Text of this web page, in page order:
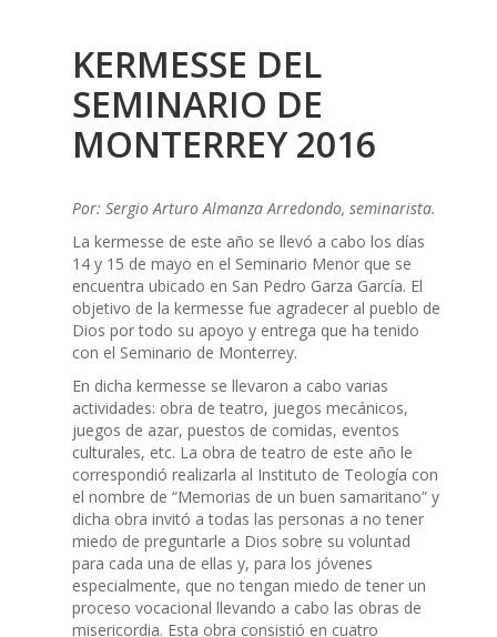
KERMESSE DEL
SEMINARIO DE
MONTERREY 2016
Por: Sergio Arturo Almanza Arredondo, seminarista.
La kermesse de este año se llevó a cabo los días
14 y 15 de mayo en el Seminario Menor que se
encuentra ubicado en San Pedro Garza García. El
objetivo de la kermesse fue agradecer al pueblo de
Dios por todo su apoyo y entrega que ha tenido
con el Seminario de Monterrey.
En dicha kermesse se llevaron a cabo varias
actividades: obra de teatro, juegos mecánicos,
juegos de azar, puestos de comidas, eventos
culturales, etc. La obra de teatro de este año le
correspondió realizarla al Instituto de Teología con
el nombre de “Memorias de un buen samaritano” y
dicha obra invitó a todas las personas a no tener
miedo de preguntarle a Dios sobre su voluntad
para cada una de ellas y, para los jóvenes
especialmente, que no tengan miedo de tener un
proceso vocacional llevando a cabo las obras de
misericordia. Esta obra consistió en cuatro